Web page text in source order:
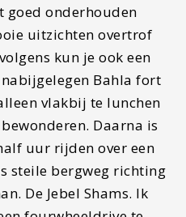
goed onderhouden
uitzichten overtrof
kun je ook een
Bahla fort
vlakbij te lunchen
Daarna is
uur rijden over een
steile bergweg richting
De Jebel Shams. Ik